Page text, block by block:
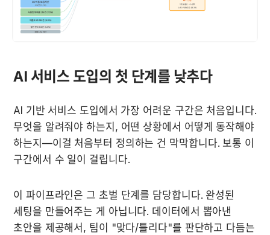
AI 서비스 도입의 첫 단계를 낮추다
AI 기반 서비스 도입에서 가장 어려운 구간은 처음입니다.
무엇을 알려줘야 하는지, 어떤 상황에서 어떻게 동작해야
하는지—이걸 처음부터 정의하는 건 막막합니다. 보통 이
구간에서 수 일이 걸립니다.
이 파이프라인은 그 초벌 단계를 담당합니다. 완성된
세팅을 만들어주는 게 아닙니다. 데이터에서 뽑아낸
초안을 제공해서, 팀이 "맞다/틀리다"를 판단하고 다듬는